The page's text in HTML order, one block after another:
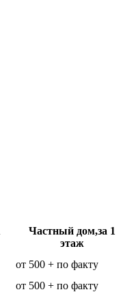
Частный дом,за 1
этаж
от 500 + по факту
от 500 + по факту